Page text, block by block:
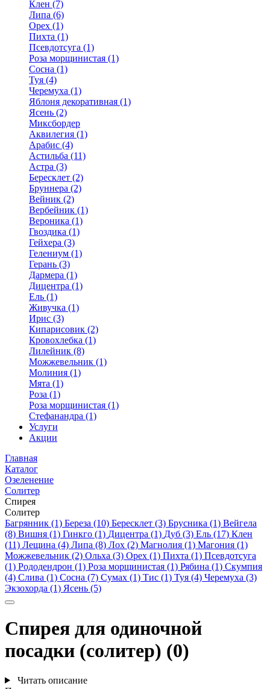
Клен (7)
Липа (6)
Орех (1)
Пихта (1)
Псевдотсуга (1)
Роза морщинистая (1)
Сосна (1)
Туя (4)
Черемуха (1)
Яблоня декоративная (1)
Ясень (2)
Миксбордер
Аквилегия (1)
Арабис (4)
Астильба (11)
Астра (3)
Бересклет (2)
Бруннера (2)
Вейник (2)
Вербейник (1)
Вероника (1)
Гвоздика (1)
Гейхера (3)
Гелениум (1)
Герань (3)
Дармера (1)
Дицентра (1)
Ель (1)
Живучка (1)
Ирис (3)
Кипарисовик (2)
Кровохлебка (1)
Лилейник (8)
Можжевельник (1)
Молиния (1)
Мята (1)
Роза (1)
Роза морщинистая (1)
Стефанандра (1)
Услуги
Акции
Главная
Каталог
Озеленение
Солитер
Спирея
Солитер
Багрянник (1) Береза (10) Бересклет (3) Брусника (1) Вейгела
(8) Вишня (1) Гинкго (1) Дицентра (1) Дуб (3) Ель (17) Клен
(11) Лещина (4) Липа (8) Лох (2) Магнолия (1) Магония (1)
Можжевельник (2) Ольха (3) Орех (1) Пихта (1) Псевдотсуга
(1) Рододендрон (1) Роза морщинистая (1) Рябина (1) Скумпия
(4) Слива (1) Сосна (7) Сумах (1) Тис (1) Туя (4) Черемуха (3)
Экзохорда (1) Ясень (5)
Спирея для одиночной
посадки (солитер) (0)
Читать описание